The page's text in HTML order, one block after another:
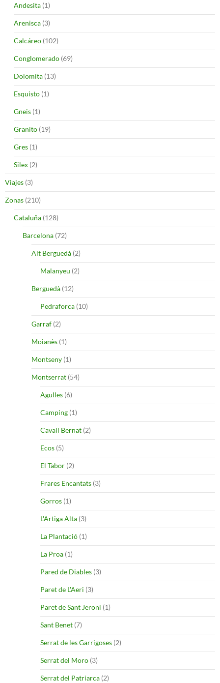
Andesita (1)
Arenisca (3)
Calcáreo (102)
Conglomerado (69)
Dolomita (13)
Esquisto (1)
Gneis (1)
Granito (19)
Gres (1)
Silex (2)
Viajes (3)
Zonas (210)
Cataluña (128)
Barcelona (72)
Alt Berguedà (2)
Malanyeu (2)
Berguedà (12)
Pedraforca (10)
Garraf (2)
Moianès (1)
Montseny (1)
Montserrat (54)
Agulles (6)
Camping (1)
Cavall Bernat (2)
Ecos (5)
El Tabor (2)
Frares Encantats (3)
Gorros (1)
L'Artiga Alta (3)
La Plantació (1)
La Proa (1)
Pared de Diables (3)
Paret de L'Aeri (3)
Paret de Sant Jeroni (1)
Sant Benet (7)
Serrat de les Garrigoses (2)
Serrat del Moro (3)
Serrat del Patriarca (2)